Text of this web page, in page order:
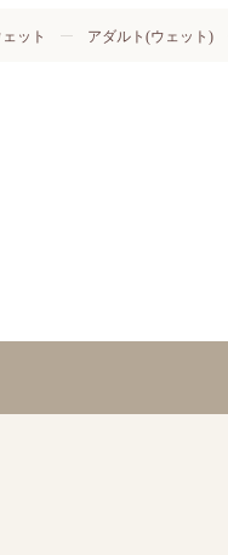
ット アダルト(ウェット)